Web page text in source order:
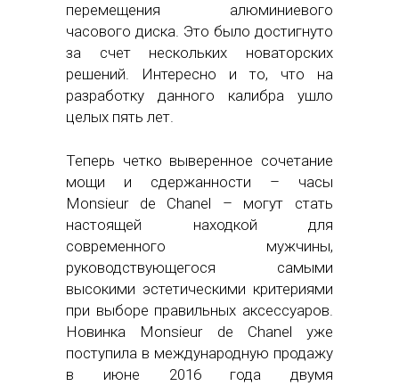
перемещения алюминиевого
часового диска. Это было достигнуто
за счет нескольких новаторских
решений. Интересно и то, что на
разработку данного калибра ушло
целых пять лет.
Теперь четко выверенное сочетание
мощи и сдержанности – часы
Monsieur de Chanel – могут стать
настоящей находкой для
современного мужчины,
руководствующегося самыми
высокими эстетическими критериями
при выборе правильных аксессуаров.
Новинка Monsieur de Chanel уже
поступила в международную продажу
в июне 2016 года двумя